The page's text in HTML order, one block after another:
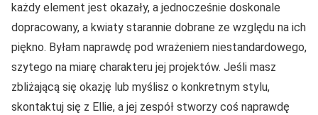
każdy element jest okazały, a jednocześnie doskonale
dopracowany, a kwiaty starannie dobrane ze względu na ich
piękno. Byłam naprawdę pod wrażeniem niestandardowego,
szytego na miarę charakteru jej projektów. Jeśli masz
zbliżającą się okazję lub myślisz o konkretnym stylu,
skontaktuj się z Ellie, a jej zespół stworzy coś naprawdę